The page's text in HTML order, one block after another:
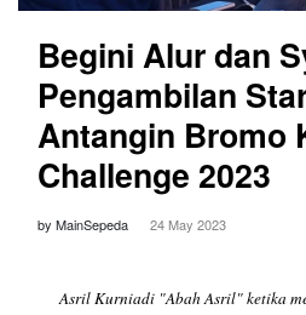
Begini Alur dan
Pengambilan
Antangin Bromo
Challenge 2023
by MainSepeda 24 May 2023
Asril Kurniadi "Abah Asril" ketika